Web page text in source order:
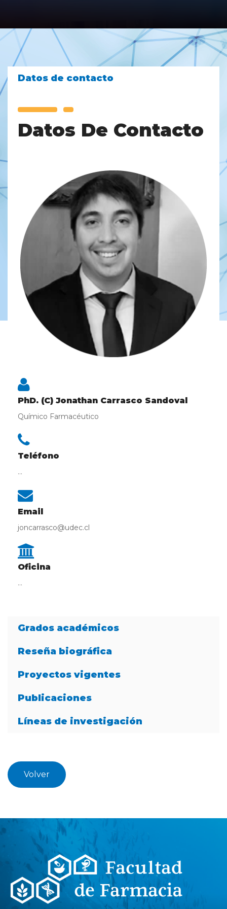
Datos de contacto
Datos De Contacto
PhD. (C) Jonathan Carrasco Sandoval
Químico Farmacéutico
Teléfono
...
Email
joncarrasco@udec.cl
Oficina
...
Grados académicos
Reseña biográfica
Proyectos vigentes
Publicaciones
Líneas de investigación
Volver